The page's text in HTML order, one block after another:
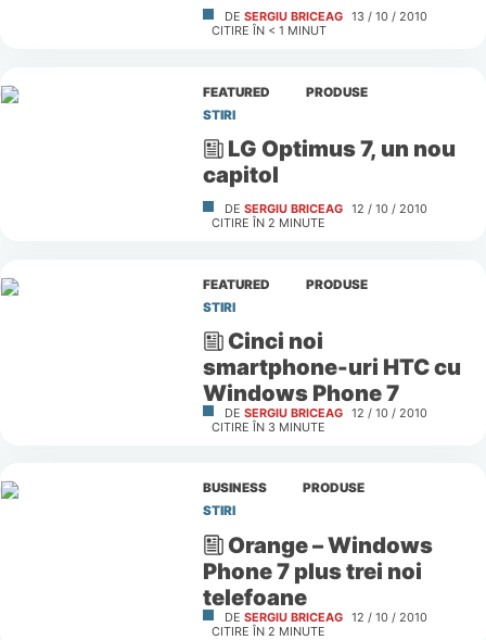
DE SERGIU BRICEAG 13 / 10 / 2010
CITIRE ÎN < 1 MINUT
FEATURED
PRODUSE
STIRI
LG Optimus 7, un nou
capitol
DE SERGIU BRICEAG 12 / 10 / 2010
CITIRE ÎN 2 MINUTE
FEATURED
PRODUSE
STIRI
Cinci noi
smartphone-uri HTC cu
Windows Phone 7
DE SERGIU BRICEAG 12 / 10 / 2010
CITIRE ÎN 3 MINUTE
BUSINESS
PRODUSE
STIRI
Orange – Windows
Phone 7 plus trei noi
telefoane
DE SERGIU BRICEAG 12 / 10 / 2010
CITIRE ÎN 2 MINUTE